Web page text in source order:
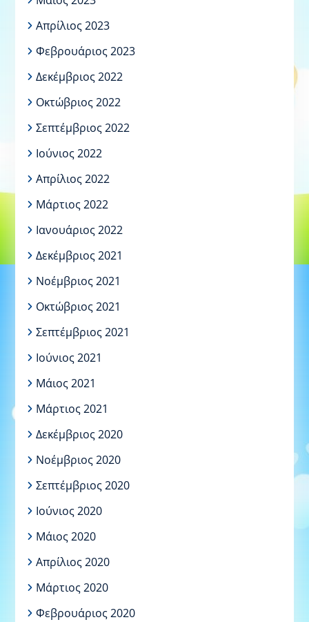
Απρίλιος 2023
Φεβρουάριος 2023
Δεκέμβριος 2022
Οκτώβριος 2022
Σεπτέμβριος 2022
Ιούνιος 2022
Απρίλιος 2022
Μάρτιος 2022
Ιανουάριος 2022
Δεκέμβριος 2021
Νοέμβριος 2021
Οκτώβριος 2021
Σεπτέμβριος 2021
Ιούνιος 2021
Μάιος 2021
Μάρτιος 2021
Δεκέμβριος 2020
Νοέμβριος 2020
Σεπτέμβριος 2020
Ιούνιος 2020
Μάιος 2020
Απρίλιος 2020
Μάρτιος 2020
Φεβρουάριος 2020